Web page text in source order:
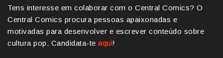
Tens interesse em colaborar com o Central Comics? O
Central Comics procura pessoas apaixonadas e
motivadas para desenvolver e escrever conteúdo sobre
cultura pop. Candidata-te aqui!